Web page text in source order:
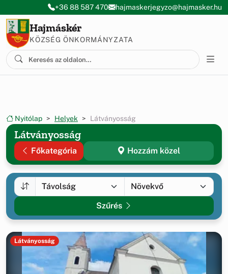
Ugrás a menüre
Ugrás a tartalomra
+36 88 587 470 hajmaskerjegyzo@hajmasker.hu
Hajmáskér
KÖZSÉG ÖNKORMÁNYZATA
Nyitólap Helyek Látványosság
Látványosság
Főkategória Hozzám közel
Szűrés
Látványosság